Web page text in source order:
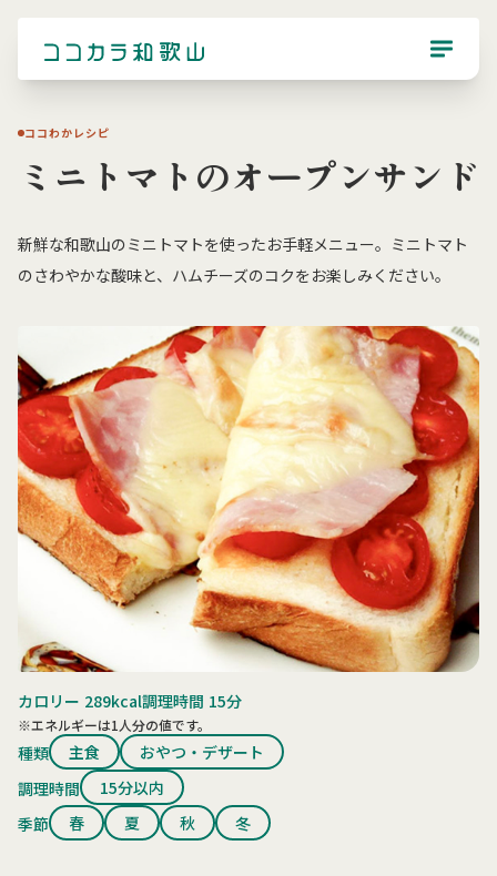
ココわかレシピ
ミニトマトのオープンサンド
新鮮な和歌山のミニトマトを使ったお手軽メニュー。ミニトマト
のさわやかな酸味と、ハムチーズのコクをお楽しみください。
カロリー 289kcal調理時間 15分
※エネルギーは1人分の値です。
種類 主食
おやつ・デザート
調理時間
15分以内
季節
春 夏 秋 冬